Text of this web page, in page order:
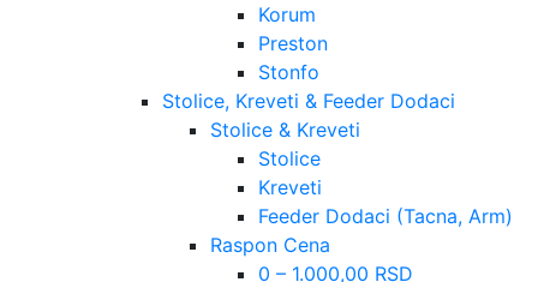
Korum
Preston
Stonfo
Stolice, Kreveti & Feeder Dodaci
Stolice & Kreveti
Stolice
Kreveti
Feeder Dodaci (Tacna, Arm)
Raspon Cena
0 – 1.000,00 RSD